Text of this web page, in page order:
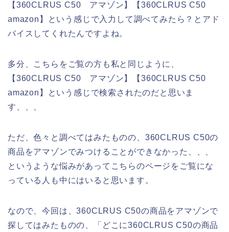
【360CLRUS C50 アマゾン】【360CLRUS C50
amazon】という感じで入力して調べてみたら？とアド
バイスしてくれたんですよね。
多分、こちらをご覧の方も私と同じように、
【360CLRUS C50 アマゾン】【360CLRUS C50
amazon】という感じで検索されたのだと思いま
す、、、
ただ、色々と調べてはみたものの、360CLRUS C50の
商品をアマゾンでみつけることができなかった、、、
というような悩みがあってこちらのページをご覧にな
っている人も中にはいると思います。
なので、今回は、360CLRUS C50の商品をアマゾンで
探してはみたものの、「どこに360CLRUS C50の商品